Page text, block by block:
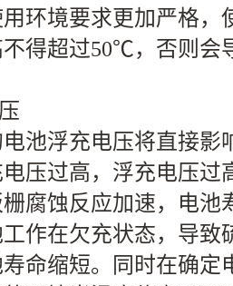
环境要求更加严格，
得超过50℃，否则会
池浮充电压将直接影
压过高，浮充电压过
腐蚀反应加速，电池
作在欠充状态，导致
寿命缩短。同时在确定